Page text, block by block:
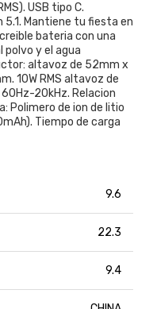
USB tipo C.
Mantiene tu fiesta en
bateria con una
polvo y el agua
altavoz de 52mm x
10W RMS altavoz de
20kHz. Relacion
Polimero de ion de litio
Tiempo de carga
9.6
22.3
9.4